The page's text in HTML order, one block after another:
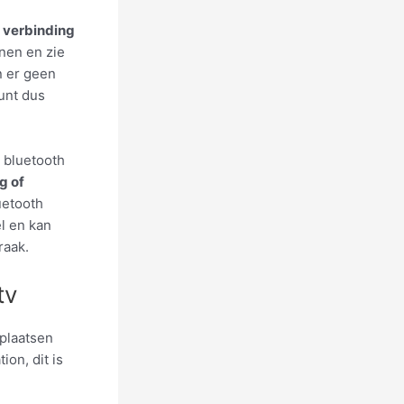
verbinding
en zie
er geen
dus
bluetooth
of
en kan
dit is